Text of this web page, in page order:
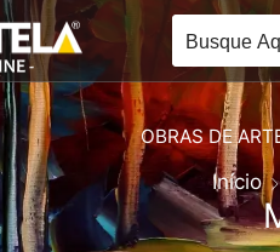
OBRAS DE
Início